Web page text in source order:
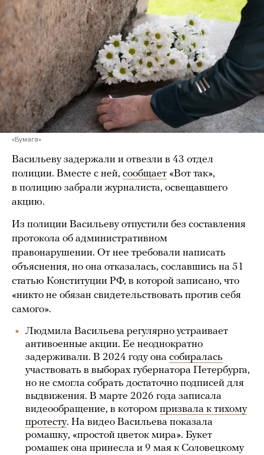
«Бумага»
Васильеву задержали и отвезли в 43 отдел
полиции. Вместе с ней, сообщает «Вот так»,
в полицию забрали журналиста, освещавшего
акцию.
Из полиции Васильеву отпустили без составления
протокола об административном
правонарушении. От нее требовали написать
объяснения, но она отказалась, сославшись на 51
статью Конституции РФ, в которой записано, что
«никто не обязан свидетельствовать против себя
самого».
Людмила Васильева регулярно устраивает
антивоенные акции. Ее неоднократно
задерживали. В 2024 году она собиралась
участвовать в выборах губернатора Петербурга,
но не смогла собрать достаточно подписей для
выдвижения. В марте 2026 года записала
видеообращение, в котором призвала к тихому
протесту. На видео Васильева показала
ромашку, «простой цветок мира». Букет
ромашек она принесла и 9 мая к Соловецкому